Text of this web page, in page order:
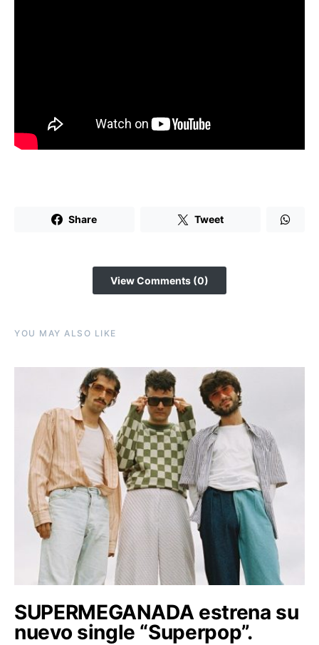
Share Tweet
View Comments (0)
YOU MAY ALSO LIKE
SUPERMEGANADA estrena su
nuevo single “Superpop”.